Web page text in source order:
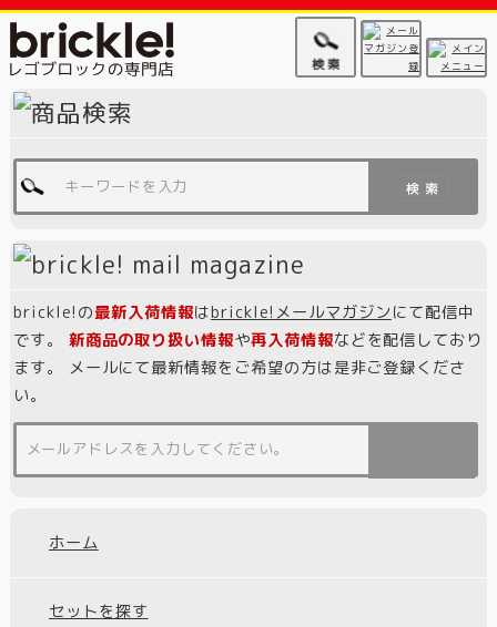
brickle!の最新入荷情報はbrickle!メールマガジンにて配信中
です。 新商品の取り扱い情報や再入荷情報などを配信しており
ます。 メールにて最新情報をご希望の方は是非ご登録くださ
い。
ホーム
セットを探す